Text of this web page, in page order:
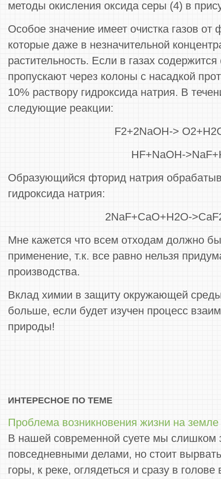
методы окисления оксида серы (4) в
Особое значение имеет очистка газов
которые даже в незначительной
растительность. Если в газах
пропускают через колоны с насадкой
10% раствору гидроксида натрия. В
следующие реакции:
F2+2NaOH->
HF+NaOH-
Образующийся фторид натрия
гидроксида натрия:
2NaF+CaO+H2O-
Мне кажется что всем отходам должно
применение, т.к. все равно нельзя
производства.
Вклад химии в защиту окружающей
больше, если будет изучен процесс
природы!
ИНТЕРЕСНОЕ ПО ТЕМЕ
Проблема возникновения жизни на земле
В нашей современной суете мы слишком
повседневными делами, но стоит
горы, к реке, оглядеться и сразу в